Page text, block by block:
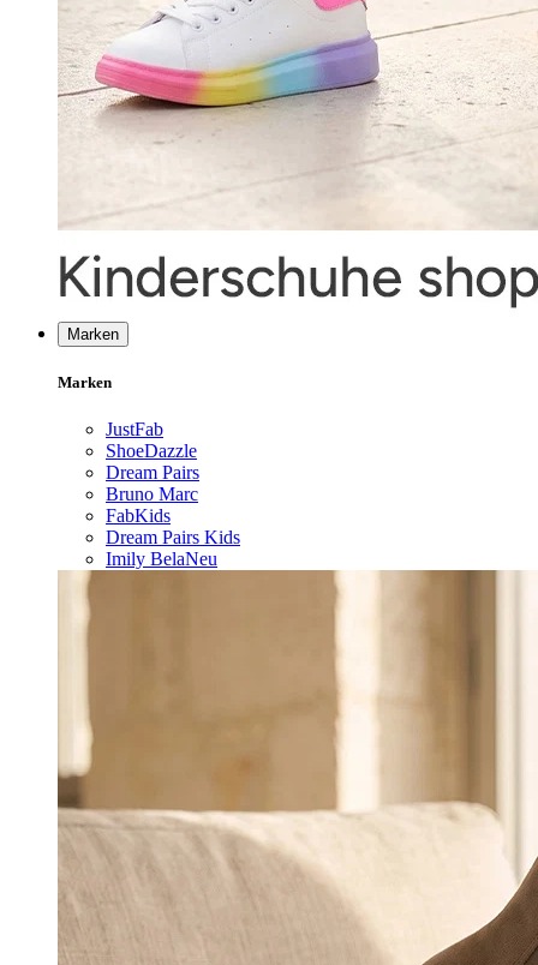
Marken
Marken
JustFab
ShoeDazzle
Dream Pairs
Bruno Marc
FabKids
Dream Pairs Kids
Imily BelaNeu